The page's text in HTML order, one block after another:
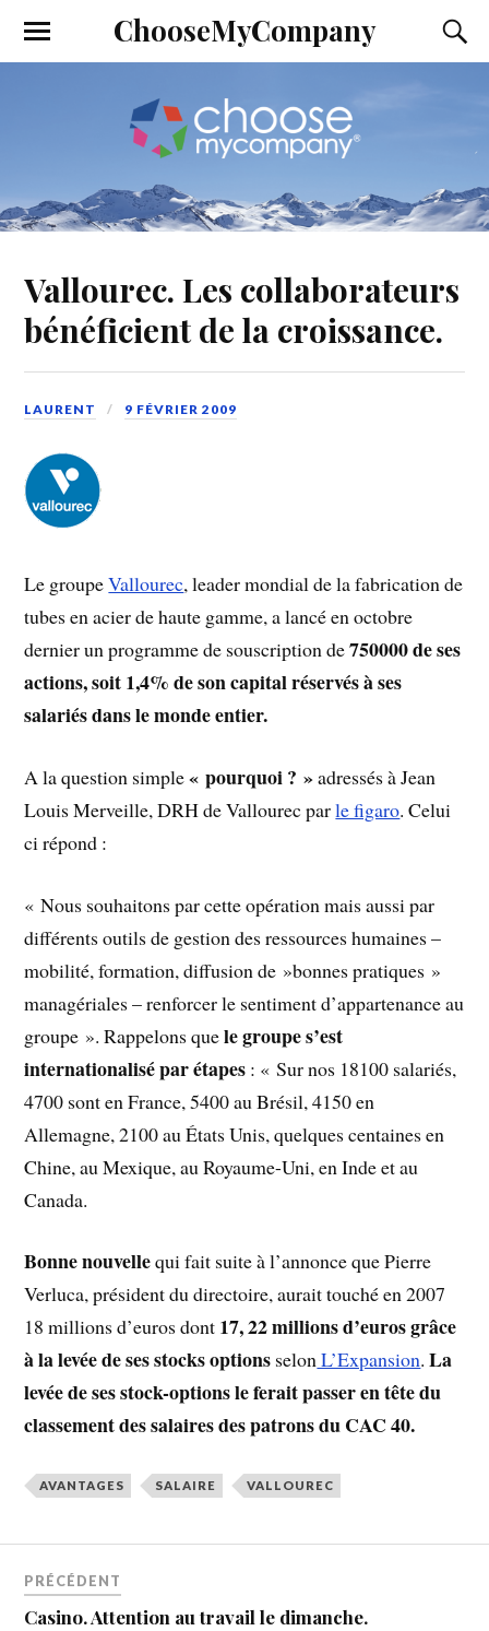
ChooseMyCompany
Vallourec. Les collaborateurs
bénéficient de la croissance.
LAURENT 9 FÉVRIER 2009
Le groupeVallourec, leader mondial de la fabrication de
tubes en acier de haute gamme, a lancé en octobre
dernier un programme de souscription de750000 de ses
actions, soit 1,4% de son capital réservés à ses
salariés dans le monde entier.
A la question simple« pourquoi ? »adressés à Jean
Louis Merveille, DRH de Vallourec parle figaro. Celui
ci répond :
« Nous souhaitons par cette opération mais aussi par
différents outils de gestion des ressources humaines –
mobilité, formation, diffusion de »bonnes pratiques »
managériales – renforcer le sentiment d’appartenance au
groupe ». Rappelons quele groupe s’est
internationalisé par étapes : « Sur nos 18100 salariés,
4700 sont en France, 5400 au Brésil, 4150 en
Allemagne, 2100 au États Unis, quelques centaines en
Chine, au Mexique, au Royaume-Uni, en Inde et au
Canada.
Bonne nouvellequi fait suite à l’annonce que Pierre
Verluca, président du directoire, aurait touché en 2007
18 millions d’euros dont 17, 22 millions d’euros grâce
à la levée de ses stocks options selonL’Expansion. La
levée de ses stock-options le ferait passer en tête du
classement des salaires des patrons du CAC 40.
AVANTAGES SALAIRE VALLOUREC
PRÉCÉDENT
Casino. Attention au travail le dimanche.